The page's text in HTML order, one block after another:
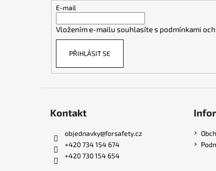
E-mail
Vložením e-mailu souhlasíte s podmínkami
PŘIHLÁSIT SE
Kontakt
objednavky@forsafety.cz
+420 734 154 674
+420 730 154 654